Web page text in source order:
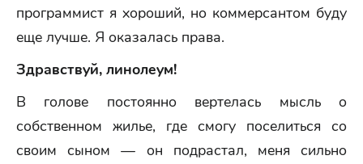
программист я хороший, но коммерсантом буду
еще лучше. Я оказалась права.
Здравствуй, линолеум!
В голове постоянно вертелась мысль о
собственном жилье, где смогу поселиться со
своим сыном — он подрастал, меня сильно